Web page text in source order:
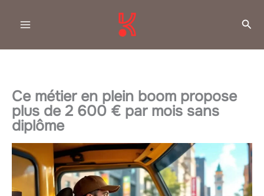
Ce métier en plein boom propose
plus de 2 600 € par mois sans
diplôme